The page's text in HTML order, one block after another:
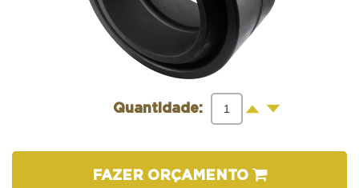
Quantidade: + -
FAZER ORÇAMENTO